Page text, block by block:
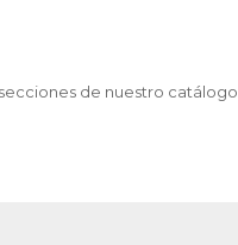
de nuestro catálogo.